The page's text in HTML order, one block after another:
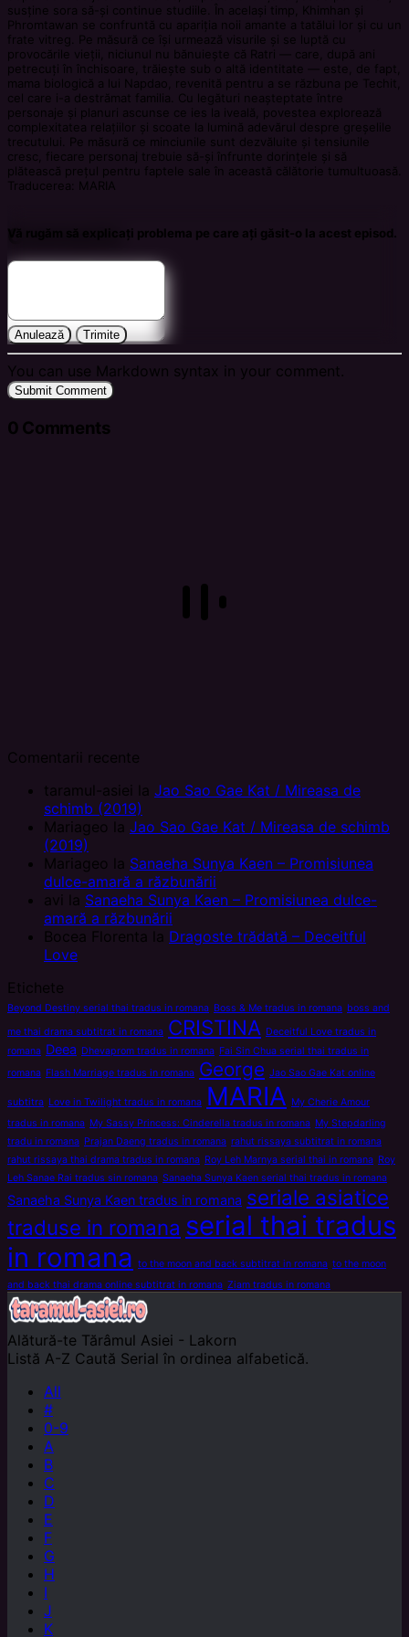
susține sora să-și continue studiile. În același timp, Khimhan și
Phromtawan se confruntă cu apariția noii amante a tatălui lor și cu un
frate vitreg. Pe măsură ce își urmează visurile și se luptă cu
provocările vieții, niciunul nu bănuiește că Ratri — care, după ani
petrecuți în închisoare, trăiește sub o altă identitate — este, de fapt,
mama biologică a lui Napdao, revenită pentru a se răzbuna pe Techit,
cel care i-a destrămat familia. Cu legături neașteptate între
personaje și planuri ascunse ce ies la iveală, povestea explorează
complexitatea relațiilor și scoate la lumină adevărul despre greșelile
trecutului. Pe măsură ce minciunile sunt dezvăluite și tensiunile
cresc, fiecare personaj trebuie să-și înfrunte dorințele și să
plătească prețul pentru faptele sale în această călătorie tumultuoasă.
Traducerea: MARIA
Vă rugăm să explicați problema pe care ați găsit-o la acest episod.
Anulează Trimite
Comments
You can use Markdown syntax in your comment.
Submit Comment
0 Comments
Comentarii recente
taramul-asiei
la Jao Sao Gae Kat / Mireasa de
schimb (2019)
Mariageo la Jao Sao Gae Kat / Mireasa de schimb
(2019)
Mariageo la Sanaeha Sunya Kaen – Promisiunea
dulce-amară a răzbunării
avi
la Sanaeha Sunya Kaen – Promisiunea dulce-
amară a răzbunării
Bocea Florenta la Dragoste trădată – Deceitful
Love
Etichete
Beyond Destiny serial thai tradus in romana Boss & Me tradus in romana boss and
me thai drama subtitrat in romana CRISTINA Deceitful Love tradus in
romana Deea Dhevaprom tradus in romana Fai Sin Chua serial thai tradus in
romana Flash Marriage tradus in romana George Jao Sao Gae Kat online
subtitra Love in Twilight tradus in romana MARIA My Cherie Amour
tradus in romana My Sassy Princess: Cinderella tradus in romana My Stepdarling
tradu in romana Prajan Daeng tradus in romana rahut rissaya subtitrat in romana
rahut rissaya thai drama tradus in romana Roy Leh Marnya serial thai in romana Roy
Leh Sanae Rai tradus sin romana Sanaeha Sunya Kaen serial thai tradus in romana
Sanaeha Sunya Kaen tradus in romana seriale asiatice
traduse in romana serial thai tradus
in romana to the moon and back subtitrat in romana to the moon
and back thai drama online subtitrat in romana Ziam tradus in romana
Alătură-te Tărâmul Asiei - Lakorn
Listă A-Z Caută Serial în ordinea alfabetică.
All
#
0-9
A
B
C
D
E
F
G
H
I
J
K